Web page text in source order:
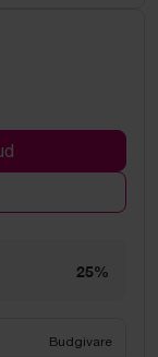
25%
Budgivare